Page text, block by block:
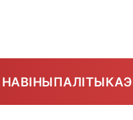
ПАЛІТЫКА